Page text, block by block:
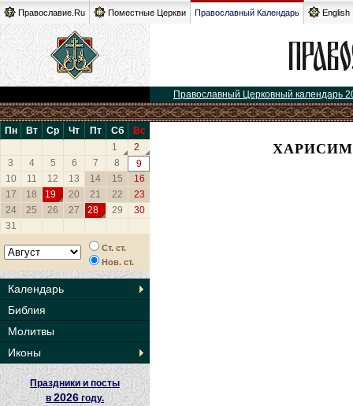
Православие.Ru Поместные Церкви Православный Календарь English
Православный Церковный календарь
Пн Вт Ср Чт Пт Сб
Вс
1
2
3
4 5 6 7 8
9
10
11 12 13 14 15
16
17
18 19 20 21 22
23
24
25 26 27 28 29
30
31
Ст. ст.
Нов. ст.
Календарь
Библия
Молитвы
Иконы
Праздники и посты
в2026 году.